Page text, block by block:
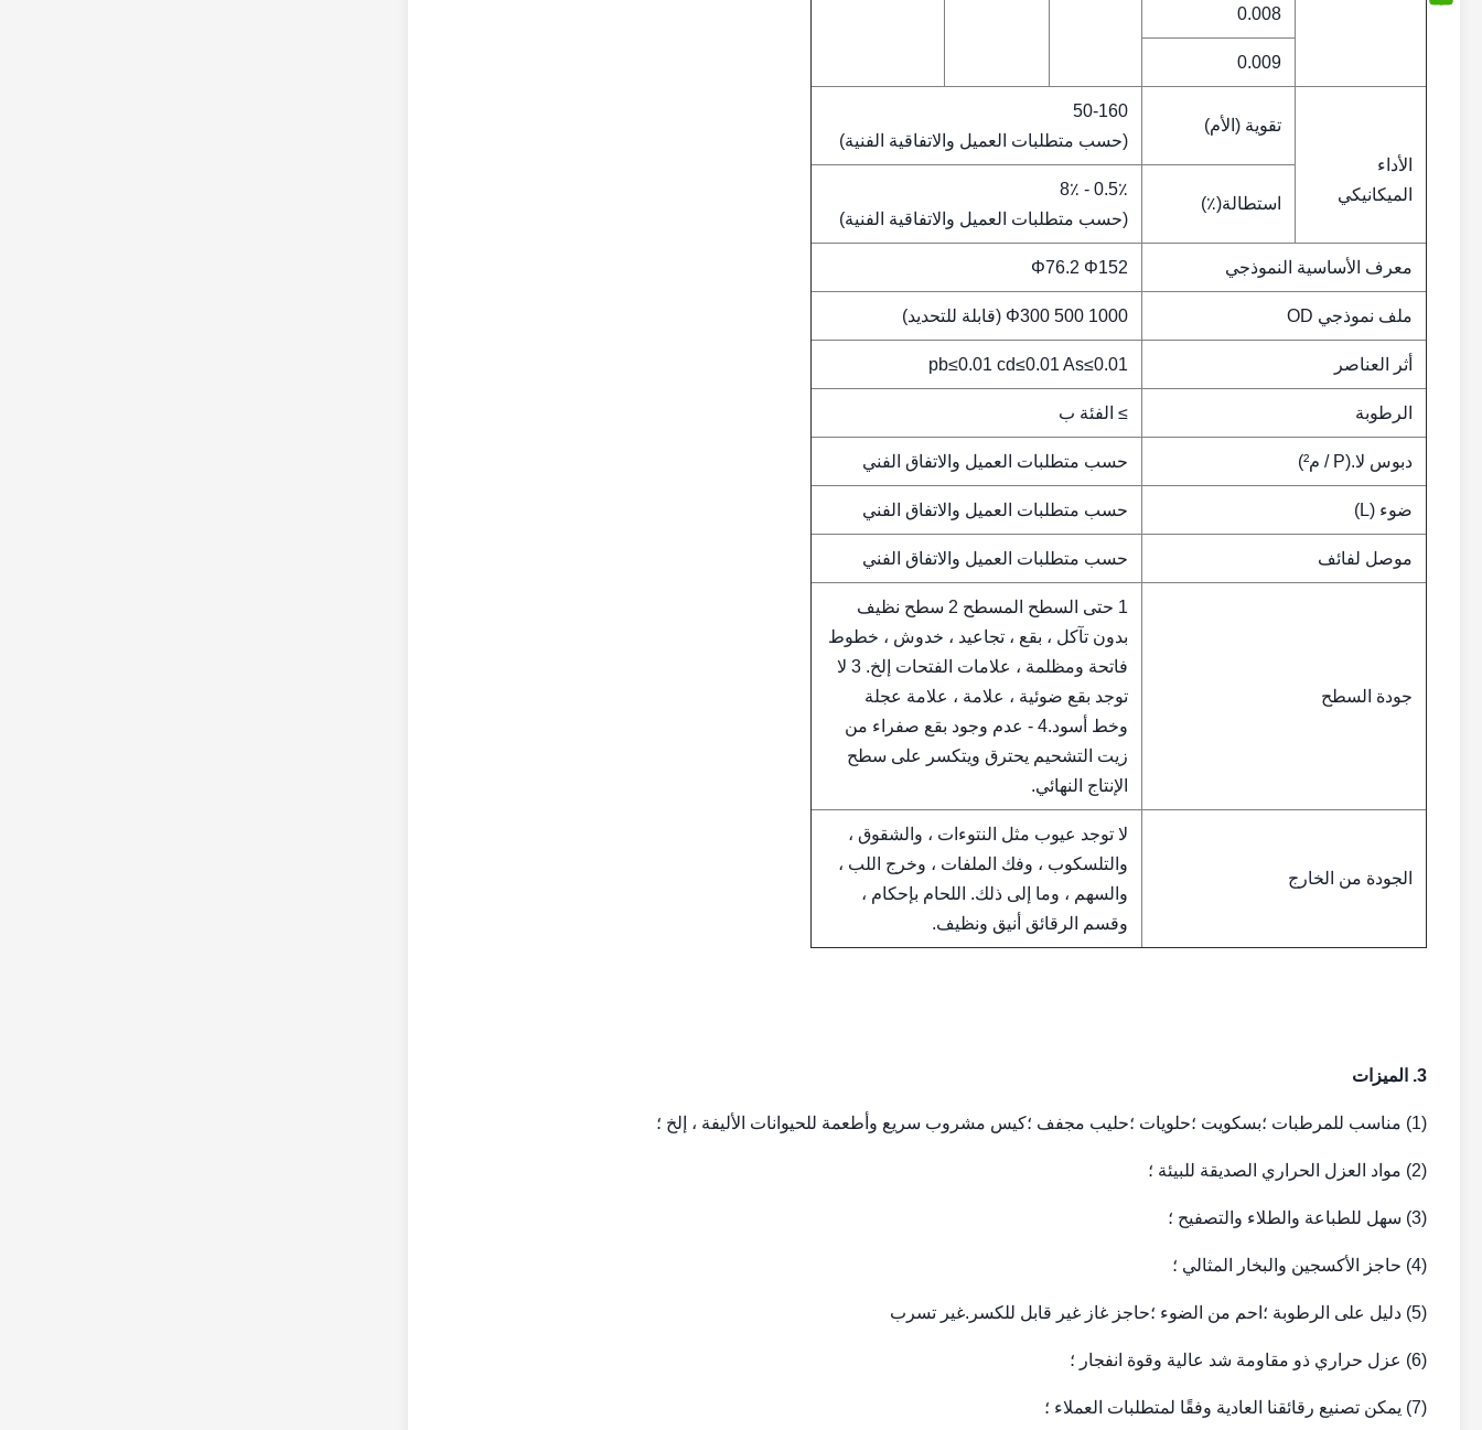
0.008
0.009
الأداء
الميكانيكي
تقوية (الأم)
50-160
(حسب متطلبات العميل والاتفاقية الفنية)
استطالة(٪)
0.5٪ - 8٪
(حسب متطلبات العميل والاتفاقية الفنية)
معرف الأساسية النموذجي Φ76.2 Φ152
ملف نموذجي OD Φ300 500 1000 (قابلة للتحديد)
أثر العناصر pb≤0.01 cd≤0.01 As≤0.01
الرطوبة ≥ الفئة ب
دبوس لا.(P / م²) حسب متطلبات العميل والاتفاق الفني
ضوء (L) حسب متطلبات العميل والاتفاق الفني
موصل لفائف حسب متطلبات العميل والاتفاق الفني
جودة السطح
1 حتى السطح المسطح 2 سطح نظيف
بدون تآكل ، بقع ، تجاعيد ، خدوش ، خطوط
فاتحة ومظلمة ، علامات الفتحات إلخ. 3 لا
توجد بقع ضوئية ، علامة ، علامة عجلة
وخط أسود.4 - عدم وجود بقع صفراء من
زيت التشحيم يحترق ويتكسر على سطح
الإنتاج النهائي.
الجودة من الخارج
لا توجد عيوب مثل النتوءات ، والشقوق ،
والتلسكوب ، وفك الملفات ، وخرج اللب ،
والسهم ، وما إلى ذلك. اللحام بإحكام ،
وقسم الرقائق أنيق ونظيف.
3. الميزات
(1) مناسب للمرطبات ؛بسكويت ؛حلويات ؛حليب مجفف ؛كيس مشروب سريع وأطعمة للحيوانات الأليفة ، إلخ ؛
(2) مواد العزل الحراري الصديقة للبيئة ؛
(3) سهل للطباعة والطلاء والتصفيح ؛
(4) حاجز الأكسجين والبخار المثالي ؛
(5) دليل على الرطوبة ؛احم من الضوء ؛حاجز غاز غير قابل للكسر.غير تسرب
(6) عزل حراري ذو مقاومة شد عالية وقوة انفجار ؛
(7) يمكن تصنيع رقائقنا العادية وفقًا لمتطلبات العملاء ؛